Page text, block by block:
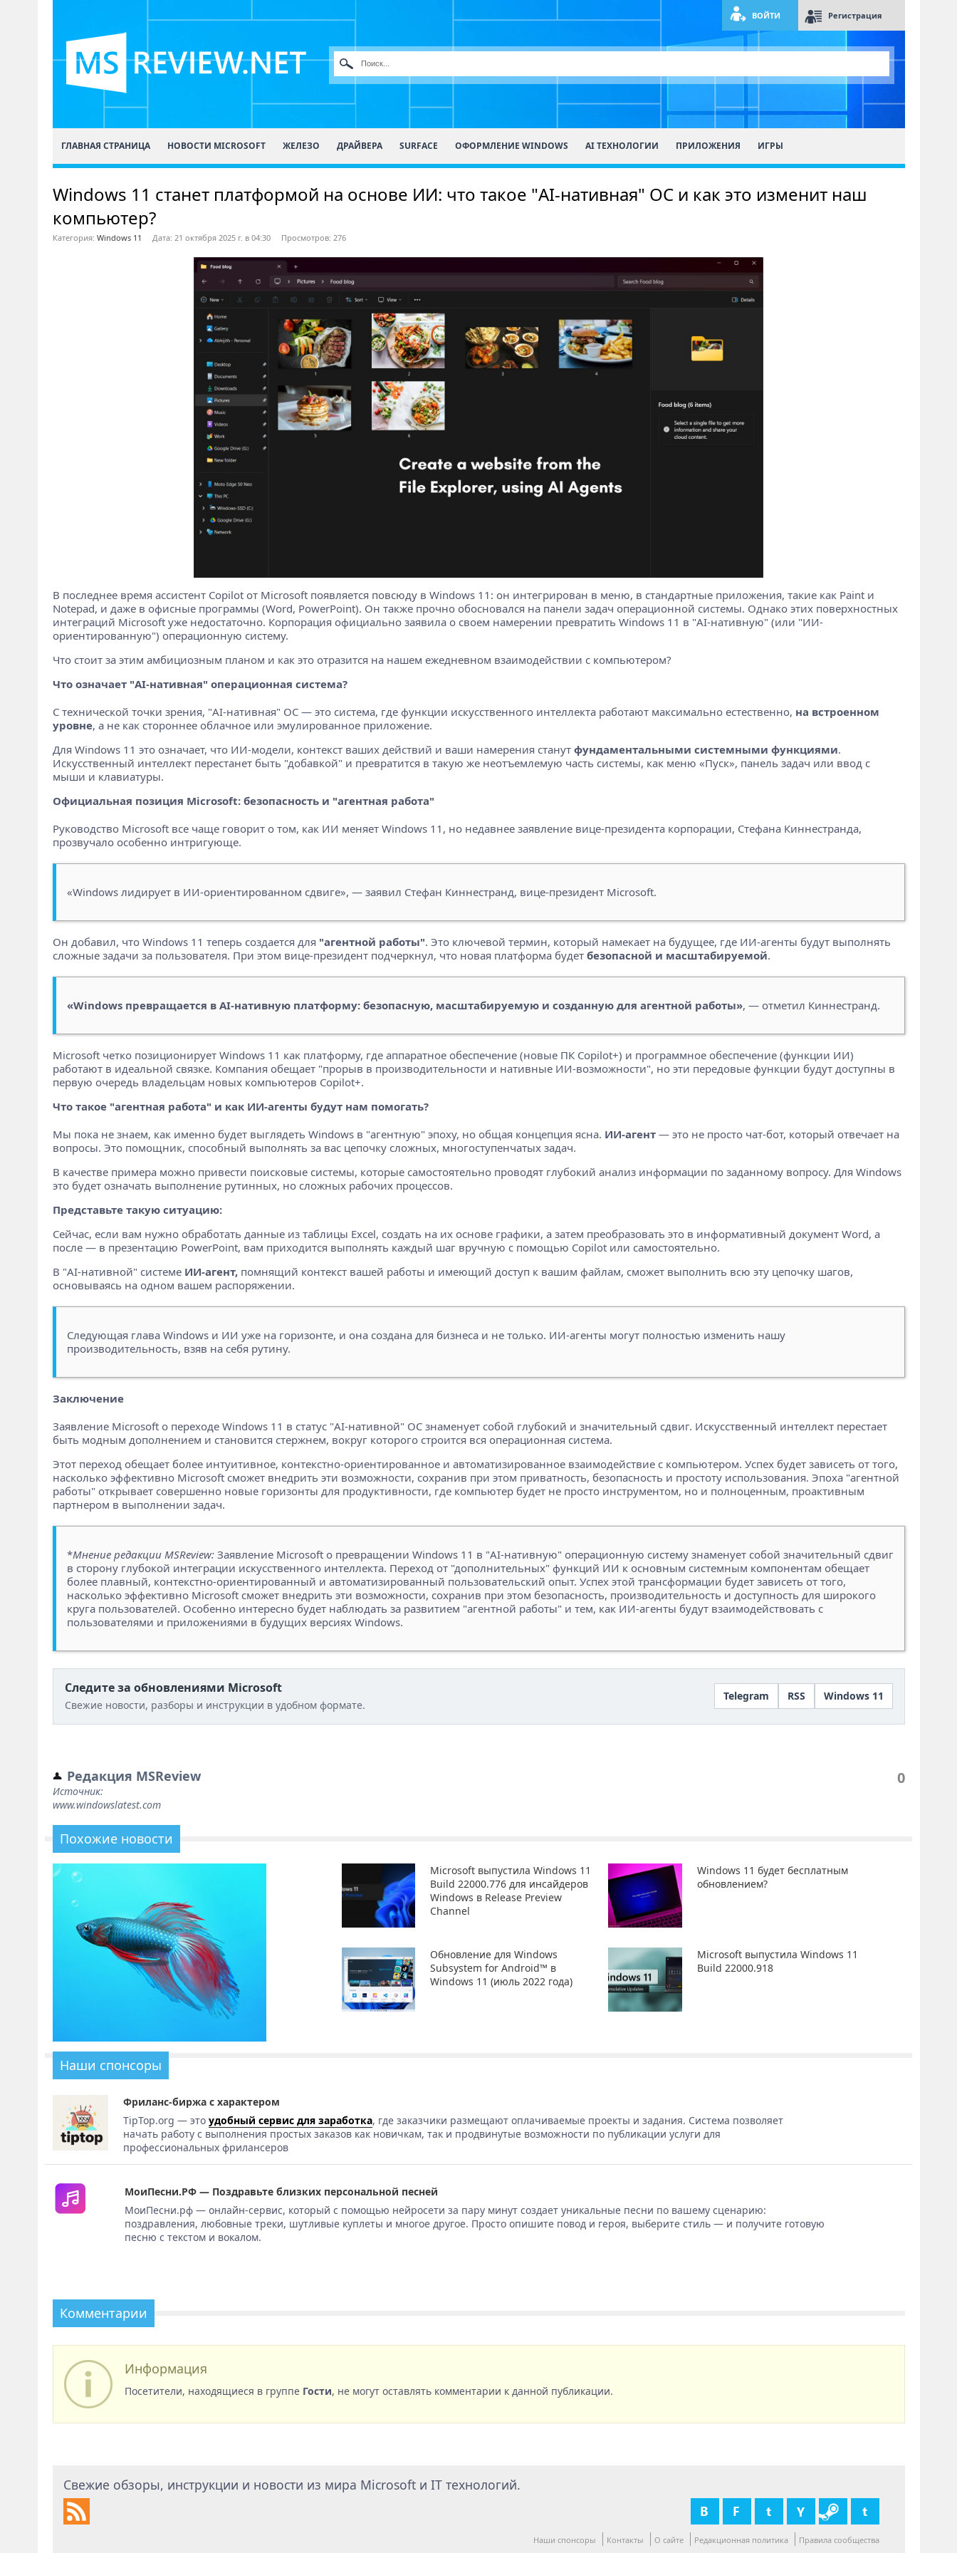
ВОЙТИ Регистрация
ГЛАВНАЯ СТРАНИЦА НОВОСТИ MICROSOFT ЖЕЛЕЗО ДРАЙВЕРА SURFACE ОФОРМЛЕНИЕ WINDOWS AI ТЕХНОЛОГИИ ПРИЛОЖЕНИЯ ИГРЫ
Windows 11 станет платформой на основе ИИ: что такое "AI-нативная" ОС и как это изменит наш
компьютер?
Категория: Windows 11 Дата: 21 октября 2025 г. в 04:30 Просмотров: 276
В последнее время ассистент Copilot от Microsoft появляется повсюду в Windows 11: он интегрирован в меню, в стандартные приложения, такие как Paint и
Notepad, и даже в офисные программы (Word, PowerPoint). Он также прочно обосновался на панели задач операционной системы. Однако этих поверхностных
интеграций Microsoft уже недостаточно. Корпорация официально заявила о своем намерении превратить Windows 11 в "AI-нативную" (или "ИИ-
ориентированную") операционную систему.
Что стоит за этим амбициозным планом и как это отразится на нашем ежедневном взаимодействии с компьютером?
Что означает "AI-нативная" операционная система?
С технической точки зрения, "AI-нативная" ОС — это система, где функции искусственного интеллекта работают максимально естественно, на встроенном
уровне, а не как стороннее облачное или эмулированное приложение.
Для Windows 11 это означает, что ИИ-модели, контекст ваших действий и ваши намерения станут фундаментальными системными функциями.
Искусственный интеллект перестанет быть "добавкой" и превратится в такую же неотъемлемую часть системы, как меню «Пуск», панель задач или ввод с
мыши и клавиатуры.
Официальная позиция Microsoft: безопасность и "агентная работа"
Руководство Microsoft все чаще говорит о том, как ИИ меняет Windows 11, но недавнее заявление вице-президента корпорации, Стефана Киннестранда,
прозвучало особенно интригующе.
«Windows лидирует в ИИ-ориентированном сдвиге», — заявил Стефан Киннестранд, вице-президент Microsoft.
Он добавил, что Windows 11 теперь создается для "агентной работы". Это ключевой термин, который намекает на будущее, где ИИ-агенты будут выполнять
сложные задачи за пользователя. При этом вице-президент подчеркнул, что новая платформа будет безопасной и масштабируемой.
«Windows превращается в AI-нативную платформу: безопасную, масштабируемую и созданную для агентной работы», — отметил Киннестранд.
Microsoft четко позиционирует Windows 11 как платформу, где аппаратное обеспечение (новые ПК Copilot+) и программное обеспечение (функции ИИ)
работают в идеальной связке. Компания обещает "прорыв в производительности и нативные ИИ-возможности", но эти передовые функции будут доступны в
первую очередь владельцам новых компьютеров Copilot+.
Что такое "агентная работа" и как ИИ-агенты будут нам помогать?
Мы пока не знаем, как именно будет выглядеть Windows в "агентную" эпоху, но общая концепция ясна. ИИ-агент— это не просто чат-бот, который отвечает на
вопросы. Это помощник, способный выполнять за вас цепочку сложных, многоступенчатых задач.
В качестве примера можно привести поисковые системы, которые самостоятельно проводят глубокий анализ информации по заданному вопросу. Для Windows
это будет означать выполнение рутинных, но сложных рабочих процессов.
Представьте такую ситуацию:
Сейчас, если вам нужно обработать данные из таблицы Excel, создать на их основе графики, а затем преобразовать это в информативный документ Word, а
после — в презентацию PowerPoint, вам приходится выполнять каждый шаг вручную с помощью Copilot или самостоятельно.
В "AI-нативной" системе ИИ-агент,помнящий контекст вашей работы и имеющий доступ к вашим файлам, сможет выполнить всю эту цепочку шагов,
основываясь на одном вашем распоряжении.
Следующая глава Windows и ИИ уже на горизонте, и она создана для бизнеса и не только. ИИ-агенты могут полностью изменить нашу
производительность, взяв на себя рутину.
Заключение
Заявление Microsoft о переходе Windows 11 в статус "AI-нативной" ОС знаменует собой глубокий и значительный сдвиг. Искусственный интеллект перестает
быть модным дополнением и становится стержнем, вокруг которого строится вся операционная система.
Этот переход обещает более интуитивное, контекстно-ориентированное и автоматизированное взаимодействие с компьютером. Успех будет зависеть от того,
насколько эффективно Microsoft сможет внедрить эти возможности, сохранив при этом приватность, безопасность и простоту использования. Эпоха "агентной
работы" открывает совершенно новые горизонты для продуктивности, где компьютер будет не просто инструментом, но и полноценным, проактивным
партнером в выполнении задач.
*Мнение редакции MSReview:Заявление Microsoft о превращении Windows 11 в "AI-нативную" операционную систему знаменует собой значительный сдвиг
в сторону глубокой интеграции искусственного интеллекта. Переход от "дополнительных" функций ИИ к основным системным компонентам обещает
более плавный, контекстно-ориентированный и автоматизированный пользовательский опыт. Успех этой трансформации будет зависеть от того,
насколько эффективно Microsoft сможет внедрить эти возможности, сохранив при этом безопасность, производительность и доступность для широкого
круга пользователей. Особенно интересно будет наблюдать за развитием "агентной работы" и тем, как ИИ-агенты будут взаимодействовать с
пользователями и приложениями в будущих версиях Windows.
Следите за обновлениями Microsoft
Свежие новости, разборы и инструкции в удобном формате.
Telegram RSS Windows 11
Редакция MSReview
Источник:
www.windowslatest.com
0
Похожие новости
Microsoft выпустила Windows 11
Build 22000.776 для инсайдеров
Windows в Release Preview
Channel
Windows 11 будет бесплатным
обновлением?
Обновление для Windows
Subsystem for Android™ в
Windows 11 (июль 2022 года)
Microsoft выпустила Windows 11
Build 22000.918
Наши спонсоры
Фриланс-биржа с характером
TipTop.org — этоудобный сервис для заработка, где заказчики размещают оплачиваемые проекты и задания. Система позволяет
начать работу с выполнения простых заказов как новичкам, так и продвинутые возможности по публикации услуги для
профессиональных фрилансеров
МоиПесни.РФ — Поздравьте близких персональной песней
МоиПесни.рф — онлайн-сервис, который с помощью нейросети за пару минут создает уникальные песни по вашему сценарию:
поздравления, любовные треки, шутливые куплеты и многое другое. Просто опишите повод и героя, выберите стиль — и получите готовую
песню с текстом и вокалом.
Комментарии
Информация
Посетители, находящиеся в группе Гости, не могут оставлять комментарии к данной публикации.
Свежие обзоры, инструкции и новости из мира Microsoft и IT технологий.
Наши спонсоры Контакты О сайте Редакционная политика Правила сообщества